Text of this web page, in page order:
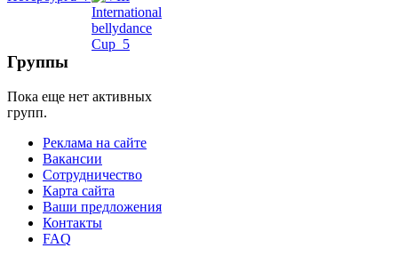
Группы
Пока еще нет активных
групп.
Реклама на сайте
Вакансии
Сотрудничество
Карта сайта
Ваши предложения
Контакты
FAQ